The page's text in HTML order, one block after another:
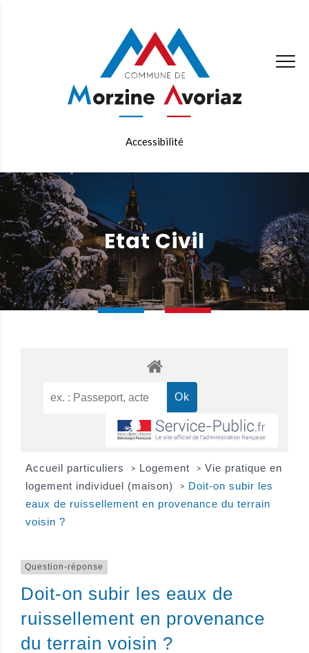
Accessibilité
Etat Civil
Accueil particuliers > Logement > Vie pratique en
logement individuel (maison)
> Doit-on subir les
eaux de ruissellement en provenance du terrain
voisin ?
Question-réponse
Doit-on subir les eaux de
ruissellement en provenance
du terrain voisin ?